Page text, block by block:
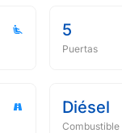
5
Puertas
Diésel
Combustible